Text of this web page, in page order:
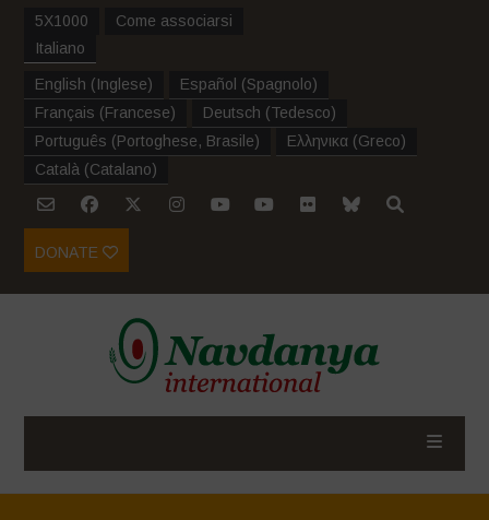
5X1000
Come associarsi
Italiano
English (Inglese) Español (Spagnolo)
Français (Francese) Deutsch (Tedesco)
Português (Portoghese, Brasile) Ελληνικα (Greco)
Català (Catalano)
DONATE